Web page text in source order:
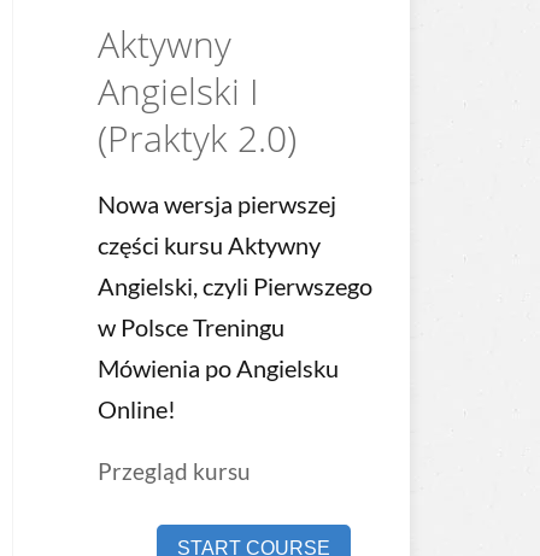
Aktywny
Angielski I
(Praktyk 2.0)
Nowa wersja pierwszej
części kursu Aktywny
Angielski, czyli Pierwszego
w Polsce Treningu
Mówienia po Angielsku
Online!
Przegląd kursu
START COURSE